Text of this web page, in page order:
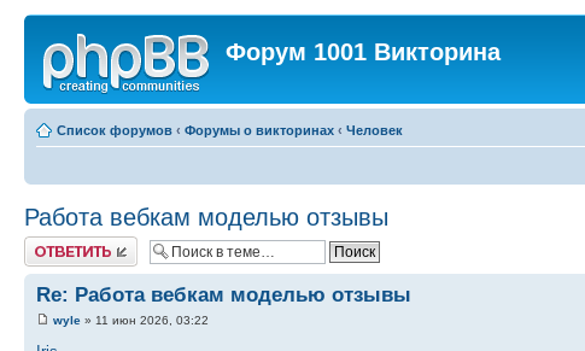
Форум 1001 Викторина
Список форумов ‹ Форумы о викторинах ‹ Человек
Работа вебкам моделью отзывы
Ответить
Re: Работа вебкам моделью отзывы
wyle » 11 июн 2026, 03:22